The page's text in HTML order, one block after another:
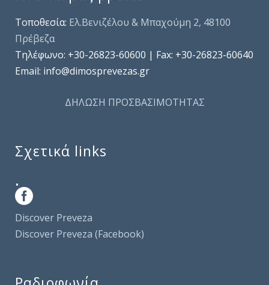
Τοποθεσία: Ελ.Βενιζέλου & Μπαχούμη 2, 48100
Πρέβεζα
Τηλέφωνo: +30-26823-60600 | Fax: +30-26823-60640
Email: info@dimosprevezas.gr
ΔΗΛΩΣΗ ΠΡΟΣΒΑΣΙΜΟΤΗΤΑΣ
Σχετικά links
.
Discover Preveza
Discover Preveza (Facebook)